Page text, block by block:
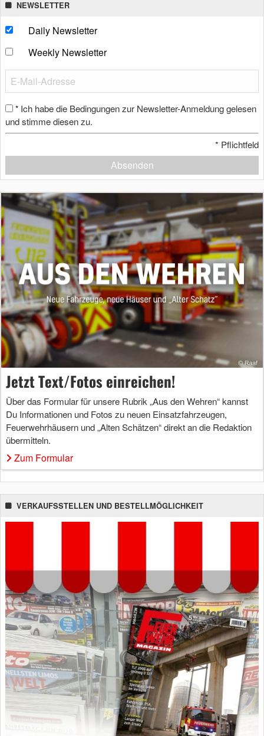
NEWSLETTER
Daily Newsletter
Weekly Newsletter
* Ich habe die Bedingungen zur Newsletter-Anmeldung gelesen
und stimme diesen zu.
* Pflichtfeld
Absenden
Jetzt Text/Fotos einreichen!
Über das Formular für unsere Rubrik „Aus den Wehren“ kannst
Du Informationen und Fotos zu neuen Einsatzfahrzeugen,
Feuerwehrhäusern und „Alten Schätzen“ direkt an die Redaktion
übermitteln.
Zum Formular
VERKAUFSSTELLEN UND BESTELLMÖGLICHKEIT